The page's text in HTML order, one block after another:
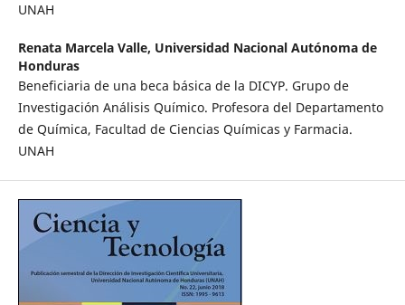
UNAH
Renata Marcela Valle, Universidad Nacional Autónoma de
Honduras
Beneficiaria de una beca básica de la DICYP. Grupo de
Investigación Análisis Químico. Profesora del Departamento
de Química, Facultad de Ciencias Químicas y Farmacia.
UNAH